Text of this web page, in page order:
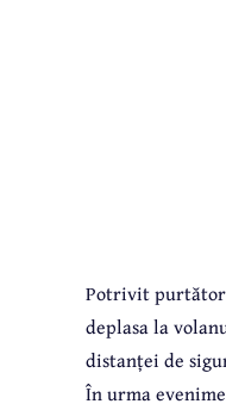
Potrivit
deplasa la
distanței de
În urma